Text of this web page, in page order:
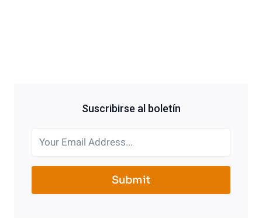
Suscribirse al boletín
Submit